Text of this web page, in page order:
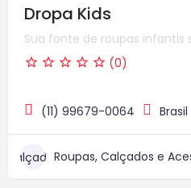
Dropa Kids
Sua fonte de roupas infantis
(0)
(11) 99679-0064 Brasil
Roupas, Calçados e